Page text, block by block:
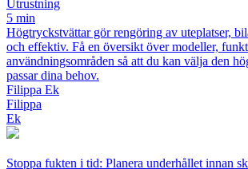
Utrustning
5 min
Högtryckstvättar gör rengöring av uteplatser,
och effektiv. Få en översikt över modeller,
användningsområden så att du kan välja den
passar dina behov.
Filippa Ek
Filippa
Ek
Stoppa fukten i tid: Planera underhållet innan